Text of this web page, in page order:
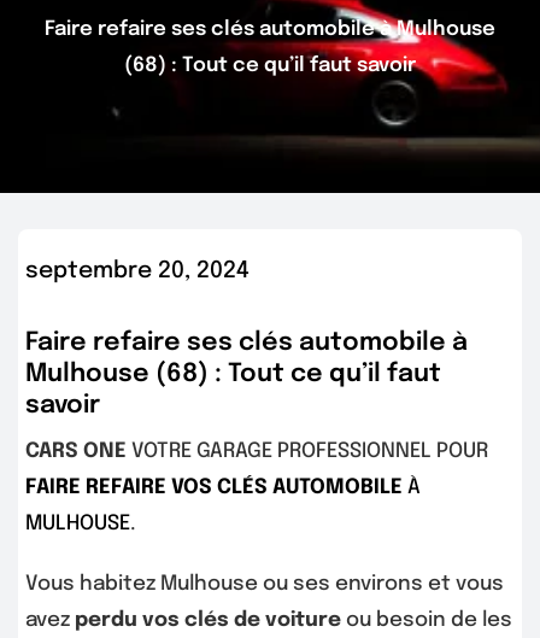
Faire refaire ses clés automobile à Mulhouse
(68) : Tout ce qu’il faut savoir
septembre 20, 2024
Faire refaire ses clés automobile à
Mulhouse (68) : Tout ce qu’il faut
savoir
CARS ONE VOTRE GARAGE PROFESSIONNEL POUR
FAIRE REFAIRE VOS CLÉS AUTOMOBILE À
MULHOUSE.
Vous habitez Mulhouse ou ses environs et vous
avez perdu vos clés de voiture ou besoin de les